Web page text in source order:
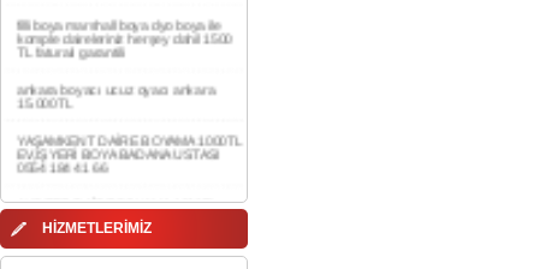
TL faturalı garantili
ankara boyacı ucuz oyacı ankara
YAŞAMKENT DAİRE BOYAMA 1000TL
0554 184 41 66
AKDERE DAİRE BOYAMA 1000TL
0554 184 41 66
CEBECİ DAİRE BOYAMA 1000TL
EV,İŞYERİ BOYA BADANA USTASI
HİZMETLERİMİZ